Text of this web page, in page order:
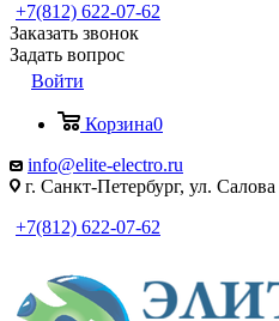
+7(812) 622-07-62
Заказать звонок
Задать вопрос
Войти
Корзина0
info@elite-electro.ru
г. Санкт-Петербург, ул.
+7(812) 622-07-62